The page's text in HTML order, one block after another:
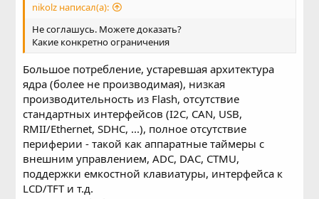
nikolz написал(а):
Не соглашусь. Можете доказать?
Какие конкретно ограничения
Большое потребление, устаревшая архитектура
ядра (более не производимая), низкая
производительность из Flash, отсутствие
стандартных интерфейсов (I2C, CAN, USB,
RMII/Ethernet, SDHC, ...), полное отсутствие
периферии - такой как аппаратные таймеры с
внешним управлением, ADC, DAC, CTMU,
поддержки емкостной клавиатуры, интерфейса к
LCD/TFT и т.д.